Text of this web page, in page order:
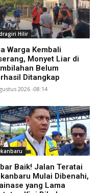
Hilir
Warga Kembali
Monyet Liar di
Belum
Ditangkap
2026 -08:14
Baik! Jalan Teratai
Mulai Dibenahi,
yang Lama